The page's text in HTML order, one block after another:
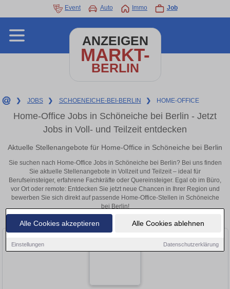
Alle Cookies akzeptieren Alle Cookies ablehnen
Einstellungen Datenschutzerklärung
Event Auto Immo Job
ANZEIGEN
MARKT-
BERLIN
❯ JOBS ❯ SCHOENEICHE-BEI-BERLIN ❯ HOME-OFFICE
Home-Office Jobs in Schöneiche bei Berlin - Jetzt
Jobs in Voll- und Teilzeit entdecken
Aktuelle Stellenangebote für Home-Office in Schöneiche bei Berlin
Sie suchen nach Home-Office Jobs in Schöneiche bei Berlin? Bei uns finden
Sie aktuelle Stellenangebote in Vollzeit und Teilzeit – ideal für
Berufseinsteiger, erfahrene Fachkräfte oder Quereinsteiger. Egal ob im Büro,
vor Ort oder remote: Entdecken Sie jetzt neue Chancen in Ihrer Region und
bewerben Sie sich direkt auf passende Home-Office-Stellen in Schöneiche
bei Berlin!